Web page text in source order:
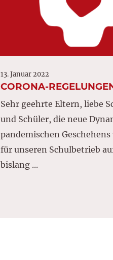
13. Januar 2022
CORONA-
Sehr geehrte Eltern, liebe
und Schüler, die neue
pandemischen
für unseren Schulbetrieb
bislang ...